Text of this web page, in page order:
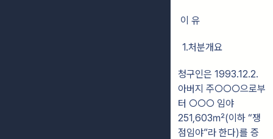
이 유
1.처분개요
청구인은 1993.12.2.
아버지 주○○○으로부
터 ○○○ 임야
251,603㎡(이하 “쟁
점임야”라 한다)를 증